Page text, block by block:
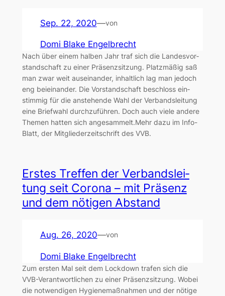
Sep. 22, 2020—von
Domi Blake Engelbrecht
Nach über einem hal­ben Jahr traf sich die Lan­des­vor­
stand­schaft zu einer Prä­senz­sit­zung. Platz­mä­ßig saß
man zwar weit aus­ein­an­der, inhalt­lich lag man jedoch
eng bei­ein­an­der. Die Vor­stand­schaft beschloss ein­
stim­mig für die anste­hen­de Wahl der Ver­bands­lei­tung
eine Brief­wahl durch­zu­füh­ren. Doch auch vie­le ande­re
The­men hat­ten sich ange­sam­melt.Mehr dazu im Info-
Blatt, der Mit­glie­der­zeit­schrift des VVB.
Ers­tes Tref­fen der Ver­bands­lei­
tung seit Coro­na – mit Prä­senz
und dem nöti­gen Abstand
Aug. 26, 2020—von
Domi Blake Engelbrecht
Zum ers­ten Mal seit dem Lock­down tra­fen sich die
VVB-Ver­ant­wort­li­chen zu einer Prä­senz­sit­zung. Wobei
die not­wen­di­gen Hygie­ne­maß­nah­men und der nöti­ge